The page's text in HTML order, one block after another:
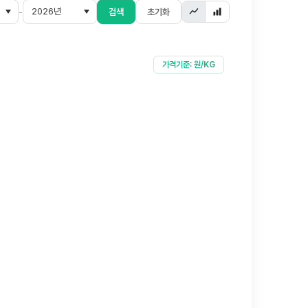
- 검색 초기화
가격기준: 원/KG